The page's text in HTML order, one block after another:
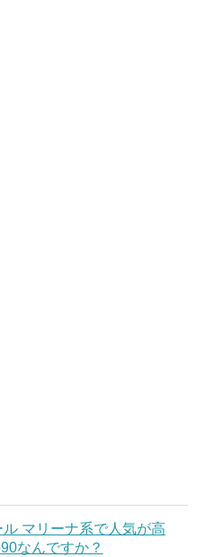
ル マリーナ系で人気が高
なんですか？